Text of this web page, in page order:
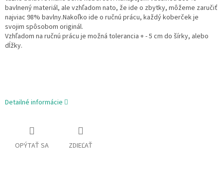
bavlnený materiál, ale vzhľadom nato, že ide o zbytky, môžeme zaručiť
najviac 98% bavlny.Nakoľko ide o ručnú prácu, každý koberček je
svojim spôsobom originál.
Vzhľadom na ručnú prácu je možná tolerancia + - 5 cm do šírky, alebo
dĺžky.
Detailné informácie
OPÝTAŤ SA ZDIEĽAŤ